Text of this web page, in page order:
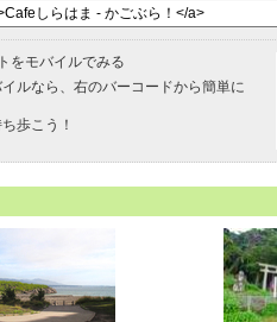
をモバイルでみる
ルなら、右のバーコードから簡単に
歩こう！